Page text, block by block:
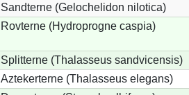
Sandterne (Gelochelidon nilotica)
Rovterne (Hydroprogne caspia)
Splitterne (Thalasseus sandvicensis)
Aztekerterne (Thalasseus elegans)